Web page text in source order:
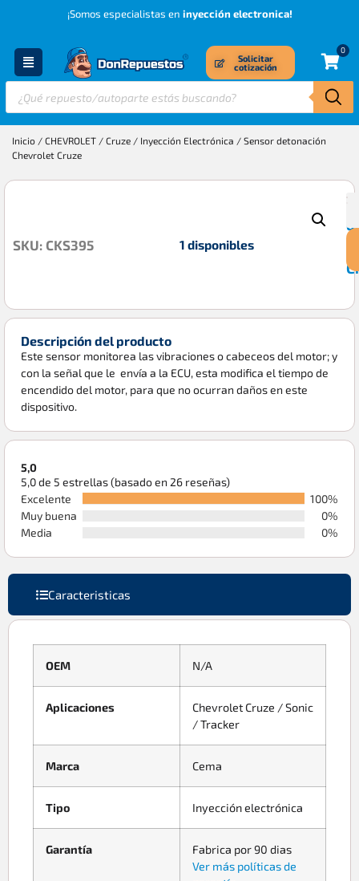
¡Somos especialistas en inyección electronica!
Solicitar
cotización
0
Inicio / CHEVROLET / Cruze / Inyección Electrónica / Sensor detonación
Chevrolet Cruze
SKU: CKS395 1 disponibles
Descripción del producto
Este sensor monitorea las vibraciones o cabeceos del motor; y
con la señal que le envía a la ECU, esta modifica el tiempo de
encendido del motor, para que no ocurran daños en este
dispositivo.
5,0
5,0 de 5 estrellas (basado en 26 reseñas)
Excelente
100%
Muy buena
0%
Media
0%
Caracteristicas
OEM N/A
Aplicaciones
Chevrolet Cruze / Sonic
/ Tracker
Marca Cema
Tipo Inyección electrónica
Garantía
Fabrica por 90 dias
Ver más políticas de